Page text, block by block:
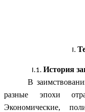
История
В
разные эпохи
Экономические,